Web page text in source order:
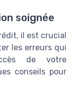
soignée
il est crucial
les erreurs qui
de votre
conseils pour